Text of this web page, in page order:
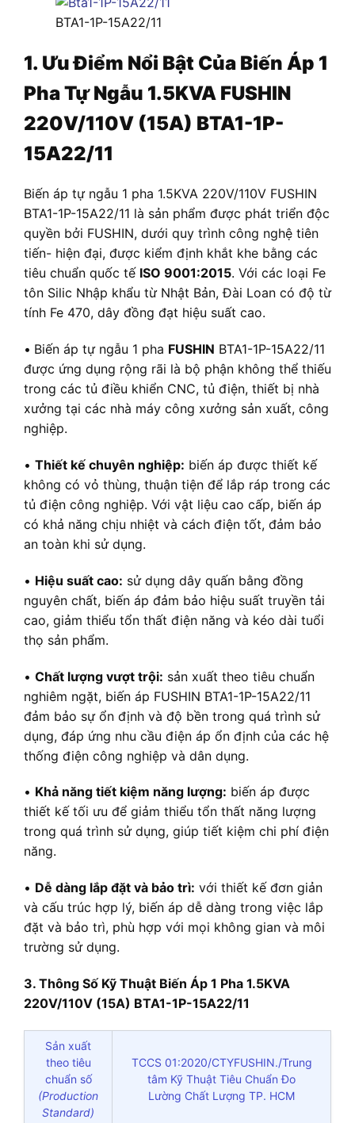
BTA1-1P-15A22/11
1. Ưu Điểm Nổi Bật Của Biến Áp 1
Pha Tự Ngẫu 1.5KVA FUSHIN
220V/110V (15A) BTA1-1P-
15A22/11
Biến áp tự ngẫu 1 pha 1.5KVA 220V/110V FUSHIN
BTA1-1P-15A22/11 là sản phẩm được phát triển độc
quyền bởi FUSHIN, dưới quy trình công nghệ tiên
tiến- hiện đại, được kiểm định khắt khe bằng các
tiêu chuẩn quốc tế ISO 9001:2015. Với các loại Fe
tôn Silic Nhập khẩu từ Nhật Bản, Đài Loan có độ từ
tính Fe 470, dây đồng đạt hiệu suất cao.
• Biến áp tự ngẫu 1 pha FUSHIN BTA1-1P-15A22/11
được ứng dụng rộng rãi là bộ phận không thể thiếu
trong các tủ điều khiển CNC, tủ điện, thiết bị nhà
xưởng tại các nhà máy công xưởng sản xuất, công
nghiệp.
• Thiết kế chuyên nghiệp: biến áp được thiết kế
không có vỏ thùng, thuận tiện để lắp ráp trong các
tủ điện công nghiệp. Với vật liệu cao cấp, biến áp
có khả năng chịu nhiệt và cách điện tốt, đảm bảo
an toàn khi sử dụng.
• Hiệu suất cao: sử dụng dây quấn bằng đồng
nguyên chất, biến áp đảm bảo hiệu suất truyền tải
cao, giảm thiểu tổn thất điện năng và kéo dài tuổi
thọ sản phẩm.
• Chất lượng vượt trội: sản xuất theo tiêu chuẩn
nghiêm ngặt, biến áp FUSHIN BTA1-1P-15A22/11
đảm bảo sự ổn định và độ bền trong quá trình sử
dụng, đáp ứng nhu cầu điện áp ổn định của các hệ
thống điện công nghiệp và dân dụng.
• Khả năng tiết kiệm năng lượng: biến áp được
thiết kế tối ưu để giảm thiểu tổn thất năng lượng
trong quá trình sử dụng, giúp tiết kiệm chi phí điện
năng.
• Dễ dàng lắp đặt và bảo trì: với thiết kế đơn giản
và cấu trúc hợp lý, biến áp dễ dàng trong việc lắp
đặt và bảo trì, phù hợp với mọi không gian và môi
trường sử dụng.
3. Thông Số Kỹ Thuật Biến Áp 1 Pha 1.5KVA
220V/110V (15A) BTA1-1P-15A22/11
Sản xuất
theo tiêu
chuẩn số
(Production
Standard)
TCCS 01:2020/CTYFUSHIN./Trung
tâm Kỹ Thuật Tiêu Chuẩn Đo
Lường Chất Lượng TP. HCM